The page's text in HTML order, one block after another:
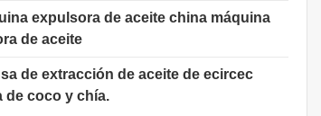
expulsora de aceite china máquina
de aceite
de extracción de aceite de ecircec
de coco y chía.